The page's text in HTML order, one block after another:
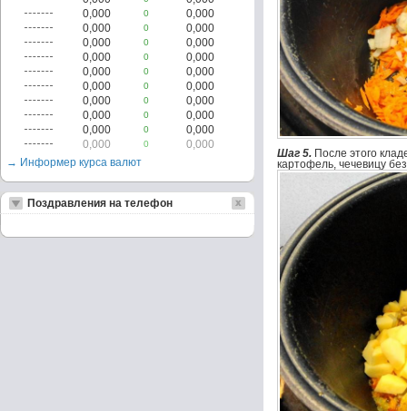
Шаг 5. После этого
картофель, чечевицу
0,000
0
0,000
0,000
0
0,000
0,000
0
0,000
0,000
0
0,000
0,000
0
0,000
0,000
0
0,000
0,000
0
0,000
0,000
0
0,000
0,000
0
0,000
0,000
0
0,000
→ Информер курса валют
Поздравления на телефон